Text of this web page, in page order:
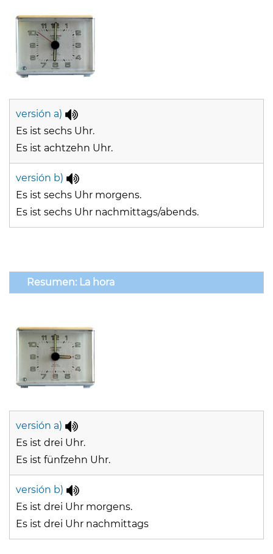
versión a)
Es ist sechs Uhr.
Es ist achtzehn Uhr.
versión b)
Es ist sechs Uhr morgens.
Es ist sechs Uhr nachmittags/abends.
Resumen: La hora
versión a)
Es ist drei Uhr.
Es ist fünfzehn Uhr.
versión b)
Es ist drei Uhr morgens.
Es ist drei Uhr nachmittags